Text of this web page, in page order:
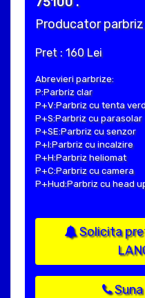
Producator parbriz
Pret : 160 Lei
Abrevieri parbrize:
P:Parbriz clar
P+V:Parbriz cu tenta
P+S:Parbriz cu parasolar
P+SE:Parbriz cu senzor
P+I:Parbriz cu incalzire
P+H:Parbriz heliomat
P+C:Parbriz cu camera
P+Hud:Parbriz cu head
Solicita